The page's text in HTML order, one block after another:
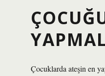
Çocuklarda ateşin en